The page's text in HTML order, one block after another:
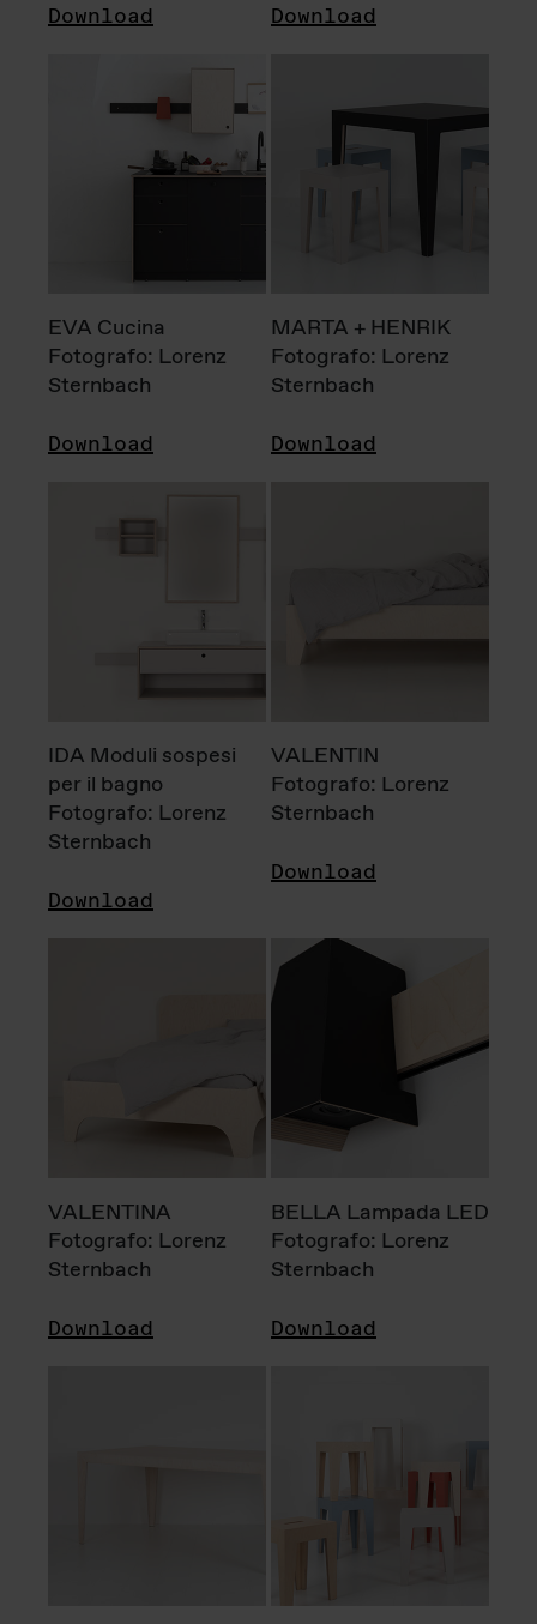
Download Download
EVA Cucina
Fotografo: Lorenz
Sternbach
Download
MARTA + HENRIK
Fotografo: Lorenz
Sternbach
Download
IDA Moduli sospesi
per il bagno
Fotografo: Lorenz
Sternbach
Download
VALENTIN
Fotografo: Lorenz
Sternbach
Download
VALENTINA
Fotografo: Lorenz
Sternbach
Download
BELLA Lampada LED
Fotografo: Lorenz
Sternbach
Download